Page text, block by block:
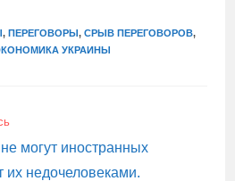
, ПЕРЕГОВОРЫ, СРЫВ ПЕРЕГОВОРОВ,
УКРАИНЫ
могут иностранных
их недочеловеками.